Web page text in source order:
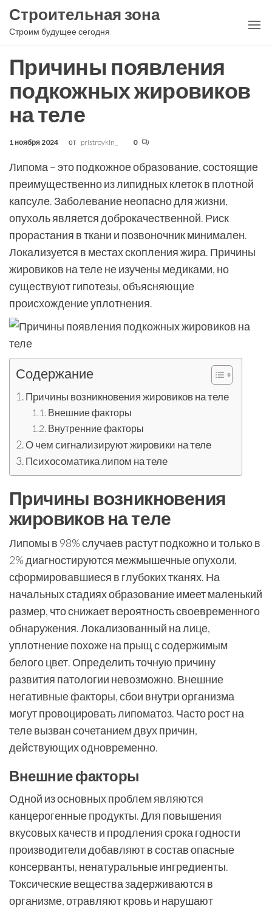
Перейти
Строительная зона
Строим будущее сегодня
Причины появления
подкожных жировиков
на теле
1 ноября 2024 от pristroykin_ 0
Липома – это подкожное образование, состоящие
преимущественно из липидных клеток в плотной
капсуле. Заболевание неопасно для жизни,
опухоль является доброкачественной. Риск
прорастания в ткани и позвоночник минимален.
Локализуется в местах скопления жира. Причины
жировиков на теле не изучены медиками, но
существуют гипотезы, объясняющие
происхождение уплотнения.
Содержание
Причины возникновения жировиков на теле
Внешние факторы
Внутренние факторы
О чем сигнализируют жировики на теле
Психосоматика липом на теле
Причины возникновения
жировиков на теле
Липомы в 98% случаев растут подкожно и только в
2% диагностируются межмышечные опухоли,
сформировавшиеся в глубоких тканях. На
начальных стадиях образование имеет маленький
размер, что снижает вероятность своевременного
обнаружения. Локализованный на лице,
уплотнение похоже на прыщ с содержимым
белого цвет. Определить точную причину
развития патологии невозможно. Внешние
негативные факторы, сбои внутри организма
могут провоцировать липоматоз. Часто рост на
теле вызван сочетанием двух причин,
действующих одновременно.
Внешние факторы
Одной из основных проблем являются
канцерогенные продукты. Для повышения
вкусовых качеств и продления срока годности
производители добавляют в состав опасные
консерванты, ненатуральные ингредиенты.
Токсические вещества задерживаются в
организме, отравляют кровь и нарушают